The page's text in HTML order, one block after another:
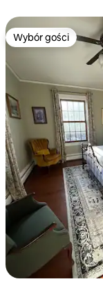
4,72 na 5, liczba
Wybór gości
Wybór gości